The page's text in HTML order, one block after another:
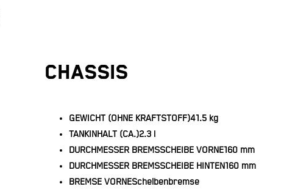
CHASSIS
GEWICHT (OHNE KRAFTSTOFF)41.5 kg
TANKINHALT (CA.)2.3 l
DURCHMESSER BREMSSCHEIBE VORNE160 mm
DURCHMESSER BREMSSCHEIBE HINTEN160 mm
BREMSE VORNEScheibenbremse